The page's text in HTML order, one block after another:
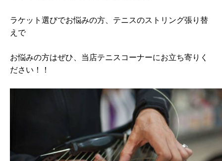
ラケット選びでお悩みの方、テニスのストリング張り替
えで
お悩みの方はぜひ、当店テニスコーナーにお立ち寄りく
ださい！！